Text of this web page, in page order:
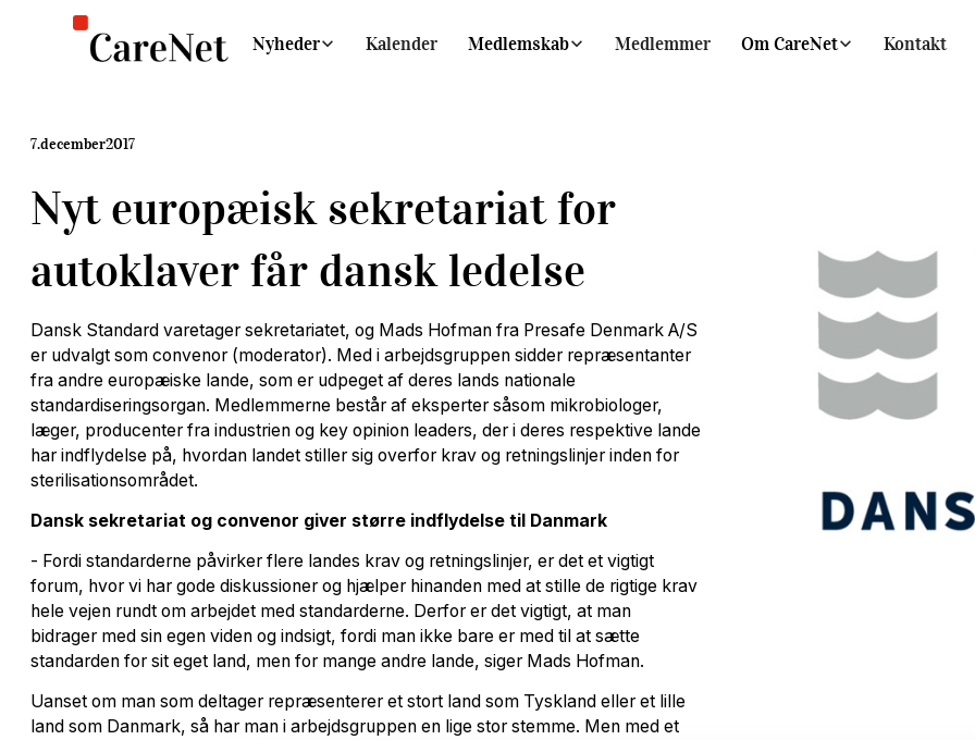
Nyheder Kalender Medlemskab Medlemmer Om CareNet Kontakt
7.december2017
Nyt europæisk sekretariat for
autoklaver får dansk ledelse
Dansk Standard varetager sekretariatet, og Mads Hofman fra Presafe Denmark A/S
er udvalgt som convenor (moderator). Med i arbejdsgruppen sidder repræsentanter
fra andre europæiske lande, som er udpeget af deres lands nationale
standardiseringsorgan. Medlemmerne består af eksperter såsom mikrobiologer,
læger, producenter fra industrien og key opinion leaders, der i deres respektive lande
har indflydelse på, hvordan landet stiller sig overfor krav og retningslinjer inden for
sterilisationsområdet.
Dansk sekretariat og convenor giver større indflydelse til Danmark
- Fordi standarderne påvirker flere landes krav og retningslinjer, er det et vigtigt
forum, hvor vi har gode diskussioner og hjælper hinanden med at stille de rigtige krav
hele vejen rundt om arbejdet med standarderne. Derfor er det vigtigt, at man
bidrager med sin egen viden og indsigt, fordi man ikke bare er med til at sætte
standarden for sit eget land, men for mange andre lande, siger Mads Hofman.
Uanset om man som deltager repræsenterer et stort land som Tyskland eller et lille
land som Danmark, så har man i arbejdsgruppen en lige stor stemme. Men med et